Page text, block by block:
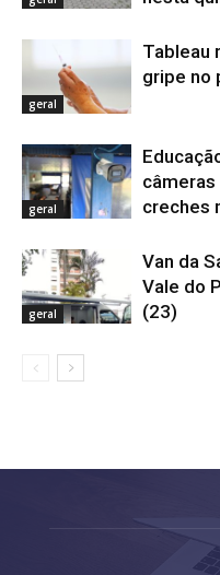
geral
Tableau
gripe no
geral
creches
geral
Van da
Vale do
(23)